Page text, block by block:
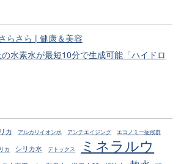
らさら | 健康＆美容
水素水が最短10分で生成可能「ハイドロ
カ アルカリイオン水 アンチエイジング エコノミー症候群
カ シリカ水 デトックス
ミネラルウ